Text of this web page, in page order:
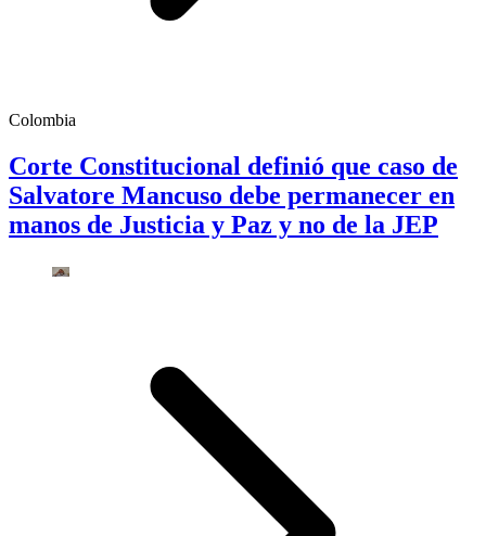
Colombia
Corte Constitucional definió que caso de
Salvatore Mancuso debe permanecer en
manos de Justicia y Paz y no de la JEP